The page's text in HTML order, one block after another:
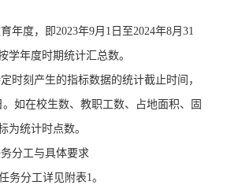
年度，即2023年9月1日至2024年8月31
学年度时期统计汇总数。
时刻产生的指标数据的统计截止时间，
。如在校生数、教职工数、占地面积、固
为统计时点数。
分工与具体要求
务分工详见附表1。